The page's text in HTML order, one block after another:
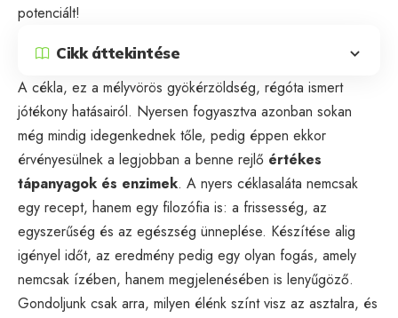
potenciált!
Cikk áttekintése
A cékla, ez a mélyvörös gyökérzöldség, régóta ismert
jótékony hatásairól. Nyersen fogyasztva azonban sokan
még mindig idegenkednek tőle, pedig éppen ekkor
érvényesülnek a legjobban a benne rejlő értékes
tápanyagok és enzimek. A nyers céklasaláta nemcsak
egy recept, hanem egy filozófia is: a frissesség, az
egyszerűség és az egészség ünneplése. Készítése alig
igényel időt, az eredmény pedig egy olyan fogás, amely
nemcsak ízében, hanem megjelenésében is lenyűgöző.
Gondoljunk csak arra, milyen élénk színt visz az asztalra, és